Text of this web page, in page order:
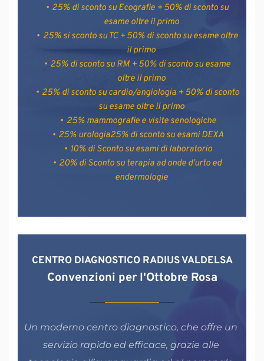
25% di sconto su Ecografie + 50% di sconto su
esame oltre il primo
25% si sconto su TC + 50% di sconto su esame oltre
il primo
25% di sconto su RM + 50% di sconto su esame
oltre il primo
25% di sconto su cardio/angiologia + 50% di sconto
su esame oltre il primo
25% mammografie e visite senologiche
25% urologia25% di sconto su esami DEXA
10% di Sconto su esami di laboratorio
20% di Sconto su terapia ad onde d’urto ed
endermologie
CENTRO DIAGNOSTICO RADIUS VALDELSA
Convenzioni per l'Ottobre Rosa
Un moderno centro diagnostico, che offre un
servizio rapido ed efficace, grazie alle